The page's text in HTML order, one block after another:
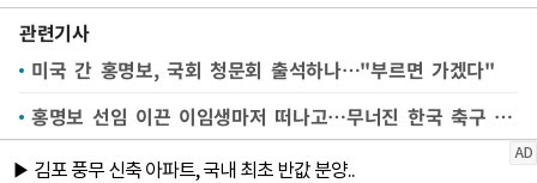
관련기사
미국 간 홍명보, 국회 청문회 출석하나…"부르면 가겠다"
홍명보 선임 이끈 이임생마저 떠나고…무너진 한국 축구 '덩그러니'